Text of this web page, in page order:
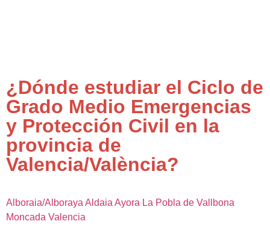
¿Dónde estudiar el Ciclo de
Grado Medio Emergencias
y Protección Civil en la
provincia de
Valencia/València?
Alboraia/AlborayaAldaiaAyora La Pobla de Vallbona
Moncada Valencia